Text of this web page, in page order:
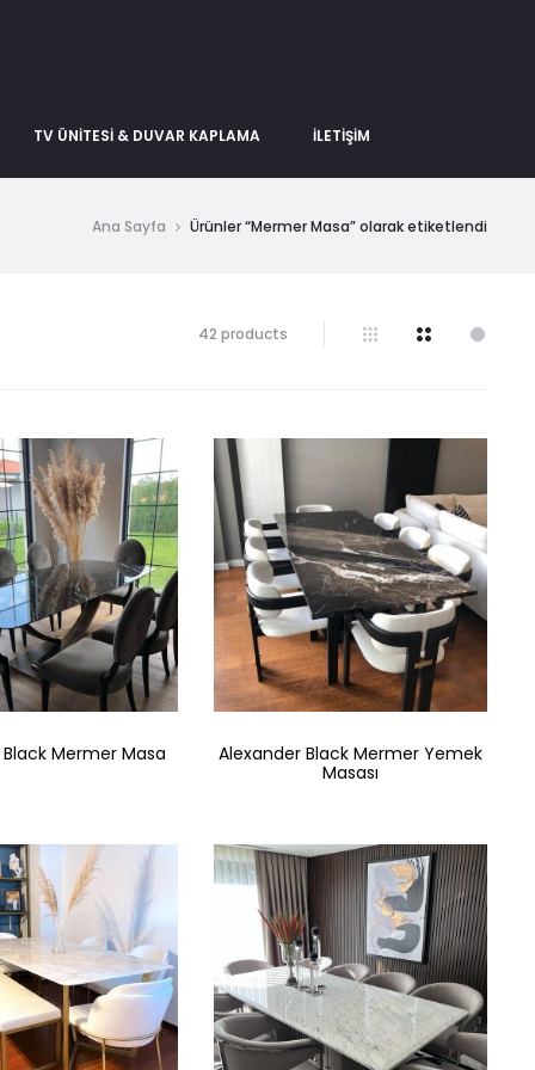
TV ÜNITESI & DUVAR KAPLAMA İLETIŞIM
Ana Sayfa Ürünler “Mermer Masa” olarak etiketlendi
42 products
Mermer Masa
Alexander Black Mermer Yemek
Masası